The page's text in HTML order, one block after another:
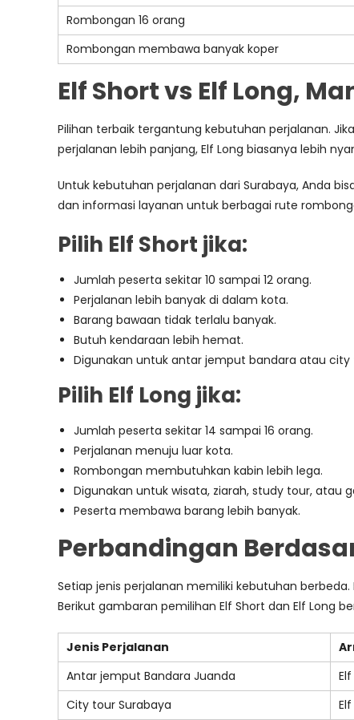
Rombongan 16 orang
Rombongan membawa banyak koper
Elf Short vs Elf Long,
Pilihan terbaik tergantung kebutuhan perjalanan.
perjalanan lebih panjang, Elf Long biasanya lebih
Untuk kebutuhan perjalanan dari Surabaya, Anda
dan informasi layanan untuk berbagai rute
Pilih Elf Short jika:
Jumlah peserta sekitar 10 sampai 12 orang.
Perjalanan lebih banyak di dalam kota.
Barang bawaan tidak terlalu banyak.
Butuh kendaraan lebih hemat.
Digunakan untuk antar jemput bandara atau city
Pilih Elf Long jika:
Jumlah peserta sekitar 14 sampai 16 orang.
Perjalanan menuju luar kota.
Rombongan membutuhkan kabin lebih lega.
Digunakan untuk wisata, ziarah, study tour, atau
Peserta membawa barang lebih banyak.
Perbandingan
Setiap jenis perjalanan memiliki kebutuhan
Berikut gambaran pemilihan Elf Short dan Elf Long
Jenis Perjalanan
Antar jemput Bandara Juanda
City tour Surabaya